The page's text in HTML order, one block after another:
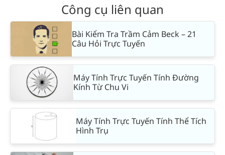
Công cụ liên quan
Bài Kiểm Tra Trầm Cảm Beck – 21
Câu Hỏi Trực Tuyến
Máy Tính Trực Tuyến Tính Đường
Kính Từ Chu Vi
Máy Tính Trực Tuyến Tính Thể Tích
Hình Trụ